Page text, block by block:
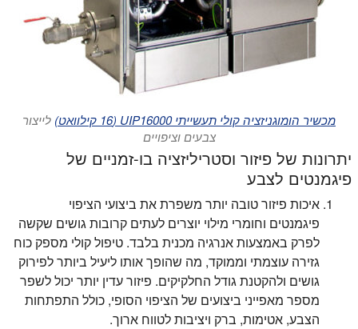
מכשיר הומוגניזציה קולי תעשייתי UIP16000 (16 קילוואט)
לייצור
צבעים וציפויים
יתרונות של פיזור וסטריליזציה בו-זמניים של
פיגמנטים לצבע
איכות פיזור טובה יותר משפרת את ביצועי הציפוי
פיגמנטים וחומרי מילוי יוצרים לעתים קרובות גושים שקשה
לפרק באמצעות אנרגיה מכנית בלבד. טיפול קולי מספק כוח
גזירה עוצמתי וממוקד, מה שהופך אותו ליעיל ביותר לפירוק
גושים ולהקטנת גודל החלקיקים. פיזור עדין יותר יכול לשפר
מספר מאפייני ביצועים של הציפוי הסופי, כולל התפתחות
הצבע, אטימות, ברק ויציבות לטווח ארוך.